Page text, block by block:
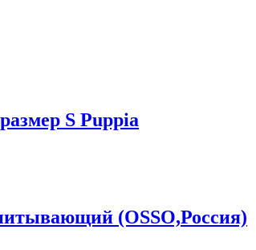
S Puppia
(OSSO,Россия)